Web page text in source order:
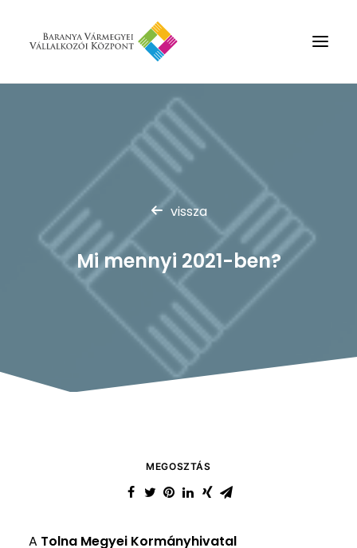
Rólunk
Szolgáltatások
Hírek
Partnerek
Kapcsolat
Keresés
vissza
Mi mennyi 2021-ben?
MEGOSZTÁS
A Tolna Megyei Kormányhivatal